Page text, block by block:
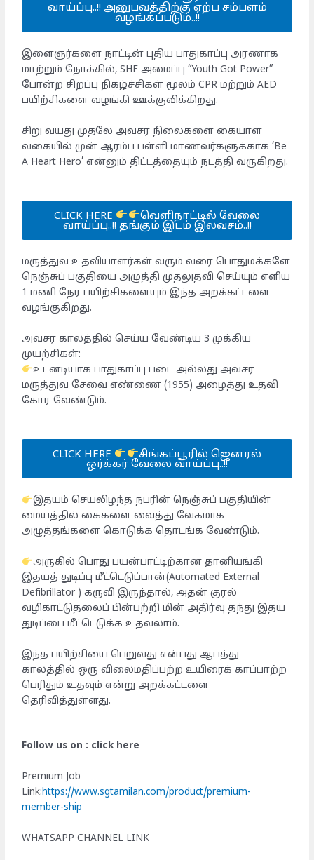
வாய்ப்பு..!! அனுபவத்திற்கு ஏற்ப சம்பளம்
வழங்கப்படும்..!!
இளைஞர்களை நாட்டின் புதிய பாதுகாப்பு அரணாக
மாற்றும் நோக்கில், SHF அமைப்பு “Youth Got Power”
போன்ற சிறப்பு நிகழ்ச்சிகள் மூலம் CPR மற்றும் AED
பயிற்சிகளை வழங்கி ஊக்குவிக்கிறது.
சிறு வயது முதலே அவசர நிலைகளை கையாள
வகையில் முன் ஆரம்ப பள்ளி மாணவர்களுக்காக ‘Be
A Heart Hero’ என்னும் திட்டத்தையும் நடத்தி வருகிறது.
CLICK HERE வெளிநாட்டில் வேலை
வாய்ப்பு..!! தங்கும் இடம் இலவசம்..!!
மருத்துவ உதவியாளர்கள் வரும் வரை பொதுமக்களே
நெஞ்சுப் பகுதியை அழுத்தி முதலுதவி செய்யும் எளிய
1 மணி நேர பயிற்சிகளையும் இந்த அறக்கட்டளை
வழங்குகிறது.
அவசர காலத்தில் செய்ய வேண்டிய 3 முக்கிய
முயற்சிகள்:
உடனடியாக பாதுகாப்பு படை அல்லது அவசர
மருத்துவ சேவை எண்ணை (1955) அழைத்து உதவி
கோர வேண்டும்.
CLICK HERE சிங்கப்பூரில் ஜெனரல்
ஒர்க்கர் வேலை வாய்ப்பு..!!
இதயம் செயலிழந்த நபரின் நெஞ்சுப் பகுதியின்
மையத்தில் கைகளை வைத்து வேகமாக
அழுத்தங்களை கொடுக்க தொடங்க வேண்டும்.
அருகில் பொது பயன்பாட்டிற்கான தானியங்கி
இதயத் துடிப்பு மீட்டெடுப்பான்(Automated External
Defibrillator ) கருவி இருந்தால், அதன் குரல்
வழிகாட்டுதலைப் பின்பற்றி மின் அதிர்வு தந்து இதய
துடிப்பை மீட்டெடுக்க உதவலாம்.
இந்த பயிற்சியை பெறுவது என்பது ஆபத்து
காலத்தில் ஒரு விலைமதிப்பற்ற உயிரைக் காப்பாற்ற
பெரிதும் உதவும் என்று அறக்கட்டளை
தெரிவித்துள்ளது.
Follow us on : click here
Premium Job
Link:https://www.sgtamilan.com/product/premium-
member-ship
WHATSAPP CHANNEL LINK